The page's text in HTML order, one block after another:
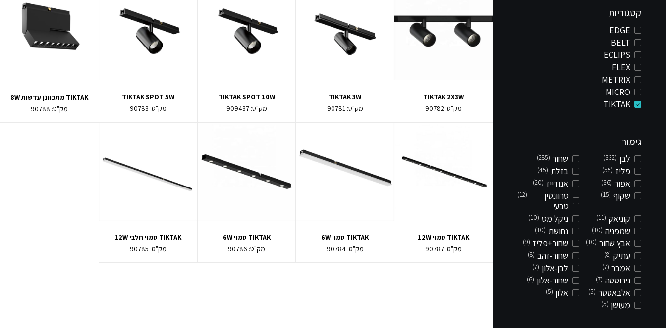
קטגוריות
EDGE
BELT
ECLIPS
FLEX
METRIX
MICRO
TIKTAK
גימור
לבן (332) שחור (285)
פליז (55) בזלת (45)
אפור (36) אנודייז (20)
שקוף (15)
טרוונטין
טבעי
(12)
קוניאק (11) ניקל מט (10)
שמפניה (10) נחושת (10)
אבץ שחור (10) שחור+פליז (9)
עתיק (8) שחור-זהב (8)
אמבר (7) לבן-אלון (7)
נירוסטה (7) שחור-אלון (6)
אלבאסטר (5) אלון (5)
מעושן (5)
TIKTAK 2X3W
מק"ט: 90782
TIKTAK 3W
מק"ט:90781
TIKTAK SPOT 10W
מק"ט:909437
TIKTAK SPOT 5W
מק"ט: 90783
TIKTAK מתכוונן עדשות 8W
מק"ט: 90788
TIKTAK סמוי 12W
מק"ט: 90787
TIKTAK סמוי 6W
מק"ט:90784
TIKTAK סמוי 6W
מק"ט: 90786
TIKTAK סמוי חלבי 12W
מק"ט: 90785